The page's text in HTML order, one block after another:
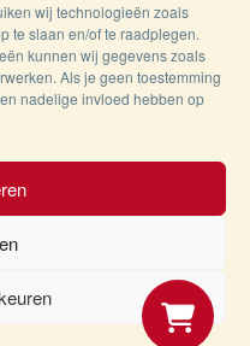
wij technologieën zoals
te slaan en/of te raadplegen.
kunnen wij gegevens zoals
Als je geen toestemming
nadelige invloed hebben op
|